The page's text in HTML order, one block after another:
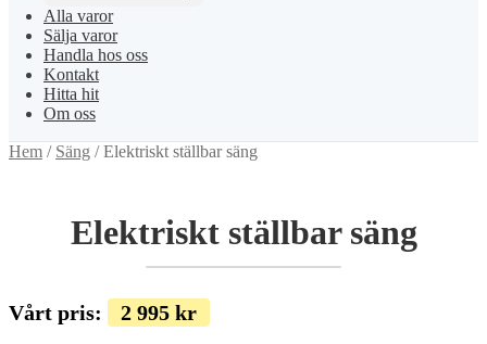
Alla varor
Sälja varor
Handla hos oss
Kontakt
Hitta hit
Om oss
Hem / Säng /Elektriskt ställbar säng
Elektriskt ställbar säng
Vårt pris: 2 995 kr